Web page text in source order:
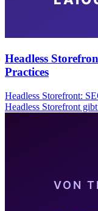
Headless
Practices
Headless Storefront:
Headless Storefront